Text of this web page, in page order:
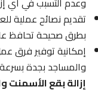
تقديم نصائح عملية
بطرق صحيحة تحافظ على
إمكانية توفير فرق عمل
والمساجد بجدة بسرعة
إزالة بقع الأسمنت